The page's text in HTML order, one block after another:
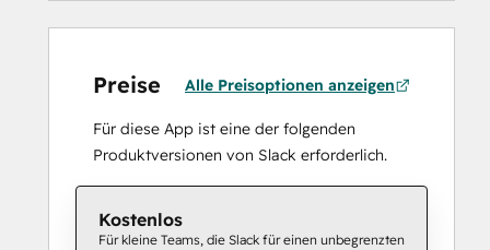
Preise Alle Preisoptionen anzeigen
Für diese App ist eine der folgenden
Produktversionen von Slack erforderlich.
Kostenlos
Für kleine Teams, die Slack für einen unbegrenzten